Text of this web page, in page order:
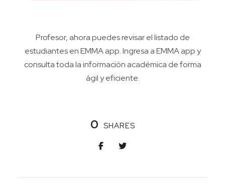
Profesor, ahora puedes revisar el listado de
estudiantes en EMMA app. Ingresa a EMMA app y
consulta toda la información académica de forma
ágil y eficiente.
0 SHARES